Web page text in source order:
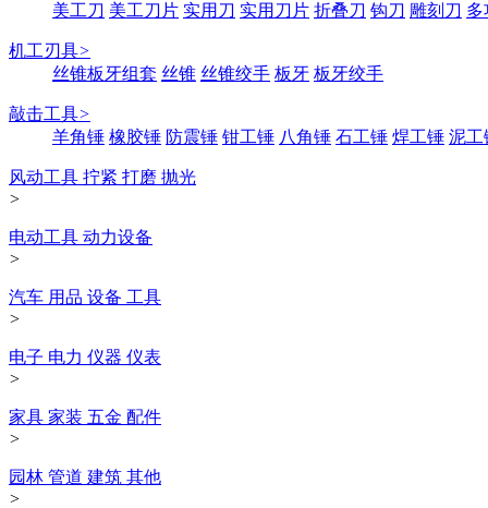
美工刀 美工刀片 实用刀 实用刀片 折叠刀 钩刀 雕刻刀 多
机工刃具>
丝锥板牙组套 丝锥 丝锥绞手 板牙 板牙绞手
敲击工具>
羊角锤 橡胶锤 防震锤 钳工锤 八角锤 石工锤 焊工锤 泥工
风动工具 拧紧 打磨 抛光
>
电动工具 动力设备
>
汽车 用品 设备 工具
>
电子 电力 仪器 仪表
>
家具 家装 五金 配件
>
园林 管道 建筑 其他
>